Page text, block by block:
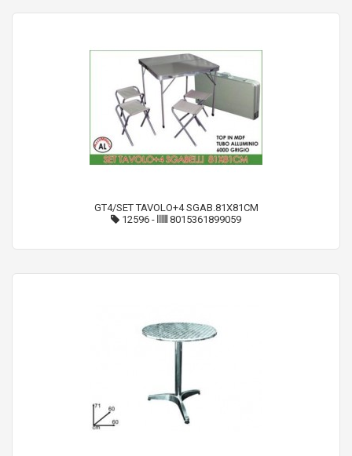
GT4/SET TAVOLO+4 SGAB.81X81CM
12596 - 8015361899059